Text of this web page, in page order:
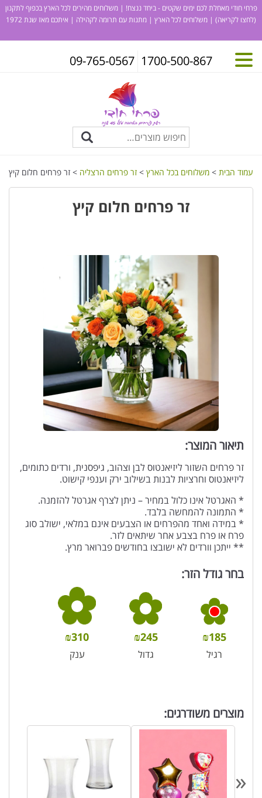
פרחי חודי מאחלת לכם ימים שקטים - ביחד ננצח! | משלוחים מהירים לכל הארץ בכפוף לתקנון
(לחצו לקריאה) | משלוחים לכל הארץ | מתנות עם תרומה לקהילה | איתכם מאז שנת 1972
1700-500-867
09-765-0567
עמוד הבית > משלוחים בכל הארץ > זר פרחים הרצליה > זר פרחים חלום קיץ
זר פרחים חלום קיץ
תיאור המוצר:
זר פרחים השזור ליזיאנטוס לבן וצהוב, גיפסנית, ורדים כתומים,
ליזיאנטוס וחרציות לבנות בשילוב ירק וענפי קישוט.
* האגרטל אינו כלול במחיר – ניתן לצרף אגרטל להזמנה.
* התמונה להמחשה בלבד.
* במידה ואחד מהפרחים או הצבעים אינם במלאי, ישולב סוג
פרח או פרח בצבע אחר שיתאים לזר.
** ייתכן וורדים לא ישובצו בחודשים פברואר מרץ.
בחר גודל הזר:
₪185
רגיל
₪245
גדול
₪310
ענק
מוצרים משודרגים:
«